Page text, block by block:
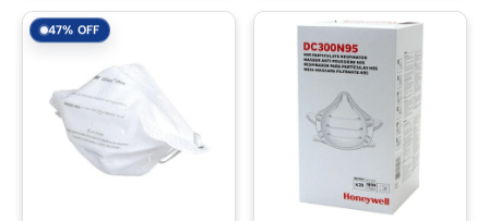
47% OFF